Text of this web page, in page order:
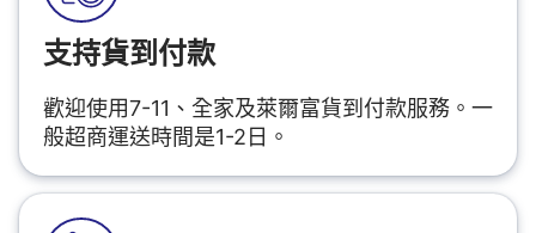
支持貨到付款
歡迎使用7-11、全家及萊爾富貨到付款服務。一
般超商運送時間是1-2日。